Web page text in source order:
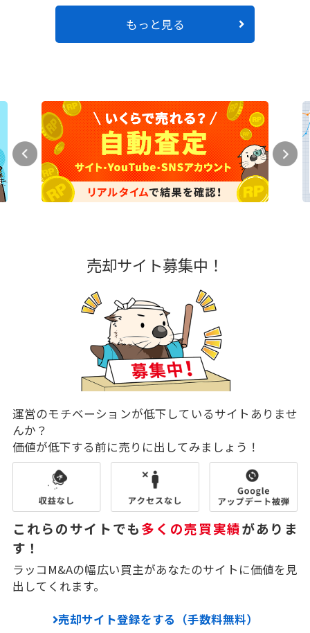
もっと見る
売却サイト募集中！
運営のモチベーションが低下しているサイトありませ
んか？
価値が低下する前に売りに出してみましょう！
これらのサイトでも多くの売買実績がありま
す！
ラッコM&Aの幅広い買主があなたのサイトに価値を見
出してくれます。
売却サイト登録をする（手数料無料）